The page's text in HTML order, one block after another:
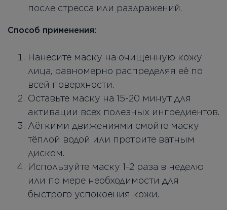
после стресса или раздражений.
Способ применения:
Нанесите маску на очищенную кожу
лица, равномерно распределяя её по
всей поверхности.
Оставьте маску на 15-20 минут для
активации всех полезных ингредиентов.
Лёгкими движениями смойте маску
тёплой водой или протрите ватным
диском.
Используйте маску 1-2 раза в неделю
или по мере необходимости для
быстрого успокоения кожи.